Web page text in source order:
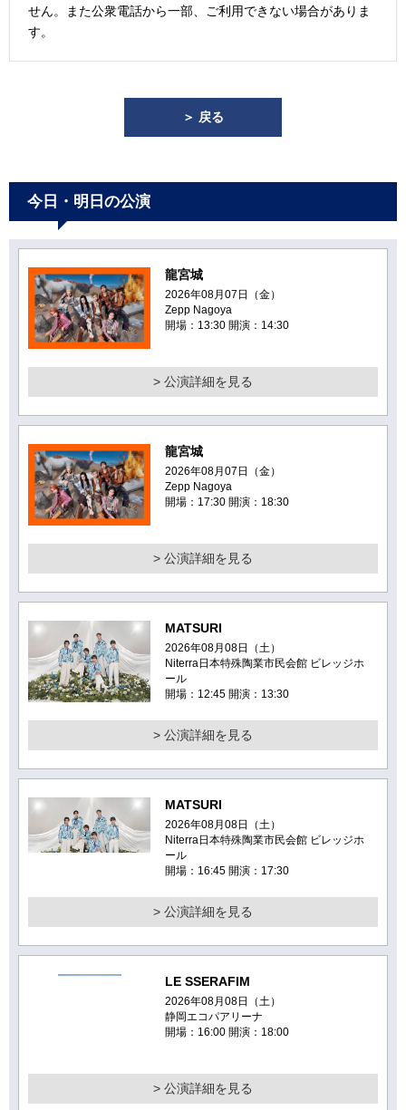
せん。また公衆電話から一部、ご利用できない場合がありま
す。
＞ 戻る
今日・明日の公演
龍宮城
2026年08月07日（金）
Zepp Nagoya
開場：13:30 開演：14:30
> 公演詳細を見る
龍宮城
2026年08月07日（金）
Zepp Nagoya
開場：17:30 開演：18:30
> 公演詳細を見る
MATSURI
2026年08月08日（土）
Niterra日本特殊陶業市民会館 ビレッジホ
ール
開場：12:45 開演：13:30
> 公演詳細を見る
MATSURI
2026年08月08日（土）
Niterra日本特殊陶業市民会館 ビレッジホ
ール
開場：16:45 開演：17:30
> 公演詳細を見る
LE SSERAFIM
2026年08月08日（土）
静岡エコパアリーナ
開場：16:00 開演：18:00
> 公演詳細を見る